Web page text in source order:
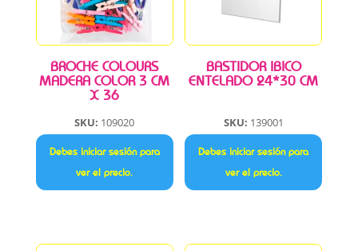
BROCHE COLOURS
MADERA COLOR 3 CM
X 36
SKU: 109020
Debes iniciar sesión para
ver el precio.
BASTIDOR IBICO
ENTELADO 24*30 CM
SKU: 139001
Debes iniciar sesión para
ver el precio.